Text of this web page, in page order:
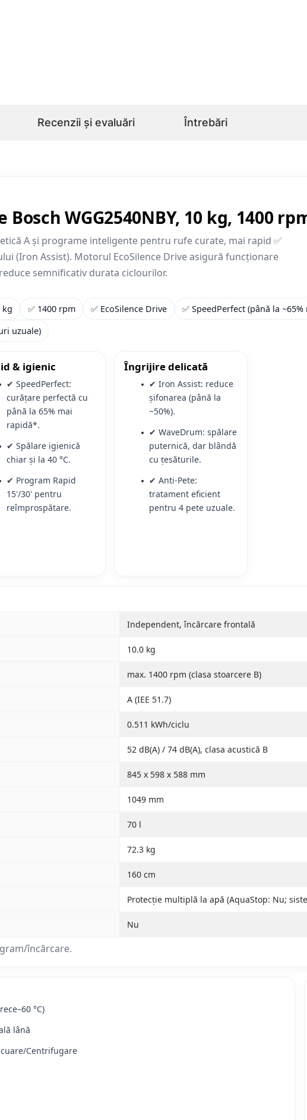
Recenzii și evaluări Întrebări
WGG2540NBY, 10 kg, 1400
A și programe inteligente pentru rufe curate, mai rapid ✅
(Iron Assist). Motorul EcoSilence Drive asigură funcționare
semnificativ durata ciclo­urilor.
kg ✅ 1400 rpm ✅ EcoSilence Drive ✅ SpeedPerfect (până la
uzuale)
& igienic
✔ SpeedPerfect:
curățare perfectă cu
până la 65% mai
rapidă*.
✔ Spălare igienică
chiar și la 40 °C.
✔ Program Rapid
15'/30' pentru
reîmprospătare.
Îngrijire delicată
✔ Iron Assist: reduce
șifonarea (până la
~50%).
✔ WaveDrum: spălare
puternică, dar blândă
cu țesăturile.
✔ Anti-Pete:
tratament eficient
pentru 4 pete uzuale.
Independent, încărcare frontală
10.0 kg
max. 1400 rpm (clasa stoarcere B)
A (IEE 51.7)
0.511 kWh/ciclu
52 dB(A) / 74 dB(A), clasa acustică B
845 x 598 x 588 mm
1049 mm
70 l
72.3 kg
160 cm
Protecție multiplă la apă (AquaStop: Nu;
Nu
încărcare.
°C)
lână
Centrifugare